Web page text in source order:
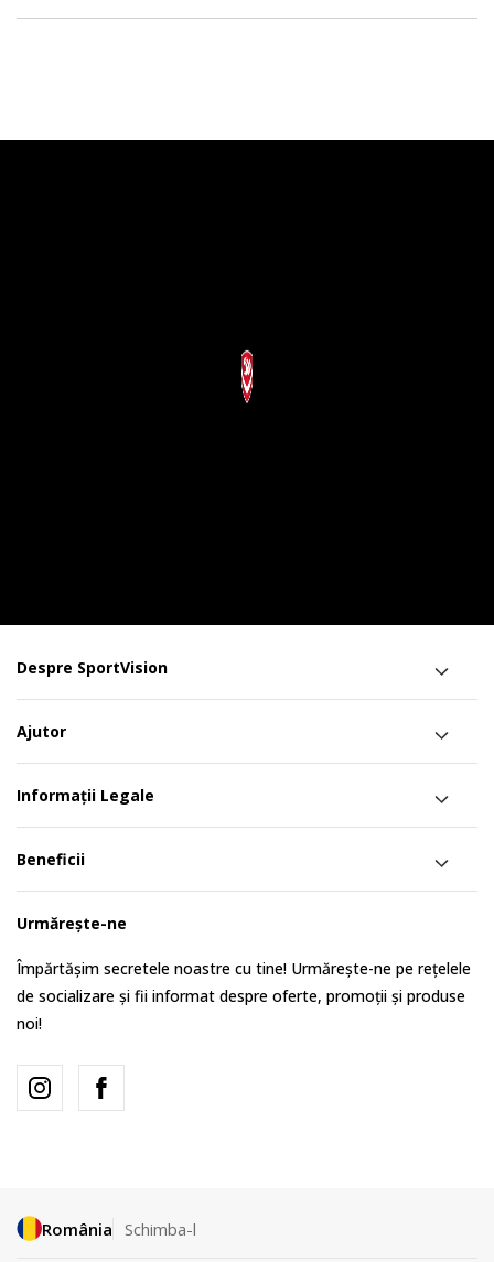
Despre SportVision
Ajutor
Informații Legale
Beneficii
Urmărește-ne
Împărtășim secretele noastre cu tine! Urmărește-ne pe rețelele
de socializare și fii informat despre oferte, promoții și produse
noi!
România Schimba-l